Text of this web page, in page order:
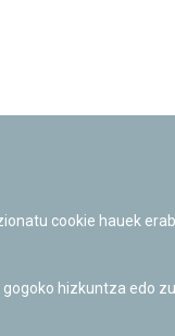
cookie hauek
hizkuntza edo